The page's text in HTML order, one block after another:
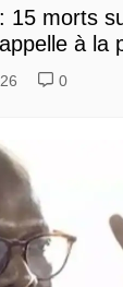
15 morts
à la
0